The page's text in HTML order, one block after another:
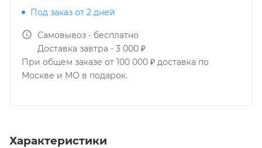
Под заказ от 2 дней
Самовывоз - бесплатно
Доставка завтра - 3 000 ₽
При общем заказе от 100 000 ₽ доставка по
Москве и МО в подарок.
Характеристики